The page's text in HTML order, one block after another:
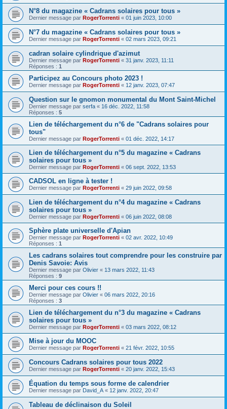
N°8 du magazine « Cadrans solaires pour tous »
Dernier message par RogerTorrenti « 01 juin 2023, 10:00
N°7 du magazine « Cadrans solaires pour tous »
Dernier message par RogerTorrenti « 02 mars 2023, 09:21
cadran solaire cylindrique d'azimut
Dernier message par RogerTorrenti « 31 janv. 2023, 11:11
Réponses : 1
Participez au Concours photo 2023 !
Dernier message par RogerTorrenti « 12 janv. 2023, 07:47
Question sur le gnomon monumental du Mont Saint-Michel
Dernier message par serfa « 16 déc. 2022, 11:58
Réponses : 5
Lien de téléchargement du n°6 de "Cadrans solaires pour
tous"
Dernier message par RogerTorrenti « 01 déc. 2022, 14:17
Lien de téléchargement du n°5 du magazine « Cadrans
solaires pour tous »
Dernier message par RogerTorrenti « 06 sept. 2022, 13:53
CADSOL en ligne à tester !
Dernier message par RogerTorrenti « 29 juin 2022, 09:58
Lien de téléchargement du n°4 du magazine « Cadrans
solaires pour tous »
Dernier message par RogerTorrenti « 06 juin 2022, 08:08
Sphère plate universelle d'Apian
Dernier message par RogerTorrenti « 02 avr. 2022, 10:49
Réponses : 1
Les cadrans solaires tout comprendre pour les construire par
Denis Savoie: Avis
Dernier message par Olivier « 13 mars 2022, 11:43
Réponses : 9
Merci pour ces cours !!
Dernier message par Olivier « 06 mars 2022, 20:16
Réponses : 3
Lien de téléchargement du n°3 du magazine « Cadrans
solaires pour tous »
Dernier message par RogerTorrenti « 03 mars 2022, 08:12
Mise à jour du MOOC
Dernier message par RogerTorrenti « 21 févr. 2022, 10:55
Concours Cadrans solaires pour tous 2022
Dernier message par RogerTorrenti « 20 janv. 2022, 15:43
Équation du temps sous forme de calendrier
Dernier message par David_A « 12 janv. 2022, 20:47
Tableau de déclinaison du Soleil